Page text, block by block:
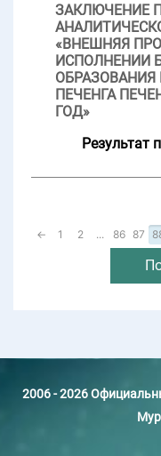
ЗАКЛЮЧЕНИЕ
«ВНЕШНЯЯ
ИСПОЛНЕНИИ
ОБРАЗОВАНИЯ
ПЕЧЕНГА
ГОД»
Результат
← 1 2 ... 86 87
2006 - 2026